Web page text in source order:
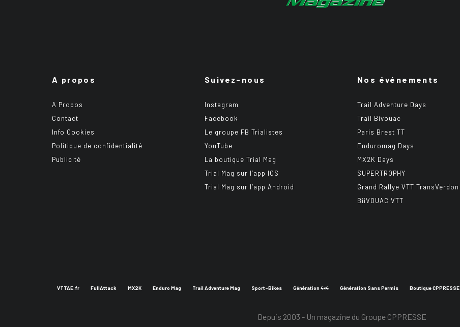
A propos
A Propos
Contact
Info Cookies
Politique de confidentialité
Publicité
Suivez-nous
Instagram
Facebook
Le groupe FB Trialistes
YouTube
La boutique Trial Mag
Trial Mag sur l’app IOS
Trial Mag sur l’app Android
Nos événements
Trail Adventure Days
Trail Bivouac
Paris Brest TT
Enduromag Days
MX2K Days
SUPERTROPHY
Grand Rallye VTT TransVerdon
BiiVOUAC VTT
VTTAE.fr FullAttack MX2K Enduro Mag Trail Adventure Mag Sport-Bikes Génération 4×4 Génération Sans Permis Boutique CPPRESSE
Depuis 2003 - Un magazine du Groupe CPPRESSE